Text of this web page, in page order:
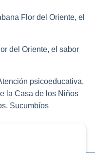
Flor del Oriente, el
del Oriente, el sabor
psicoeducativa,
la Casa de los Niños
Sucumbíos